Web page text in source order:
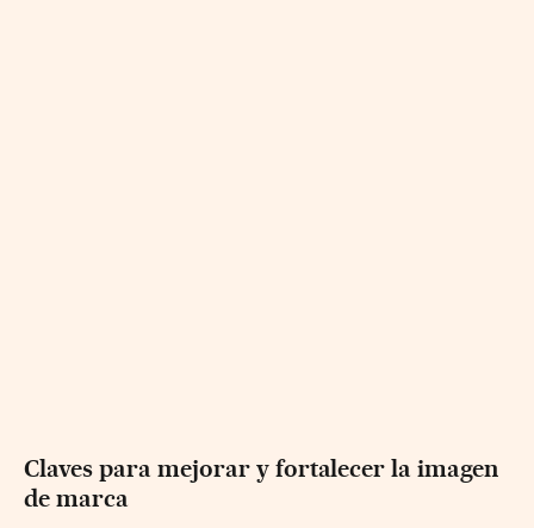
Claves para mejorar y fortalecer la imagen
de marca